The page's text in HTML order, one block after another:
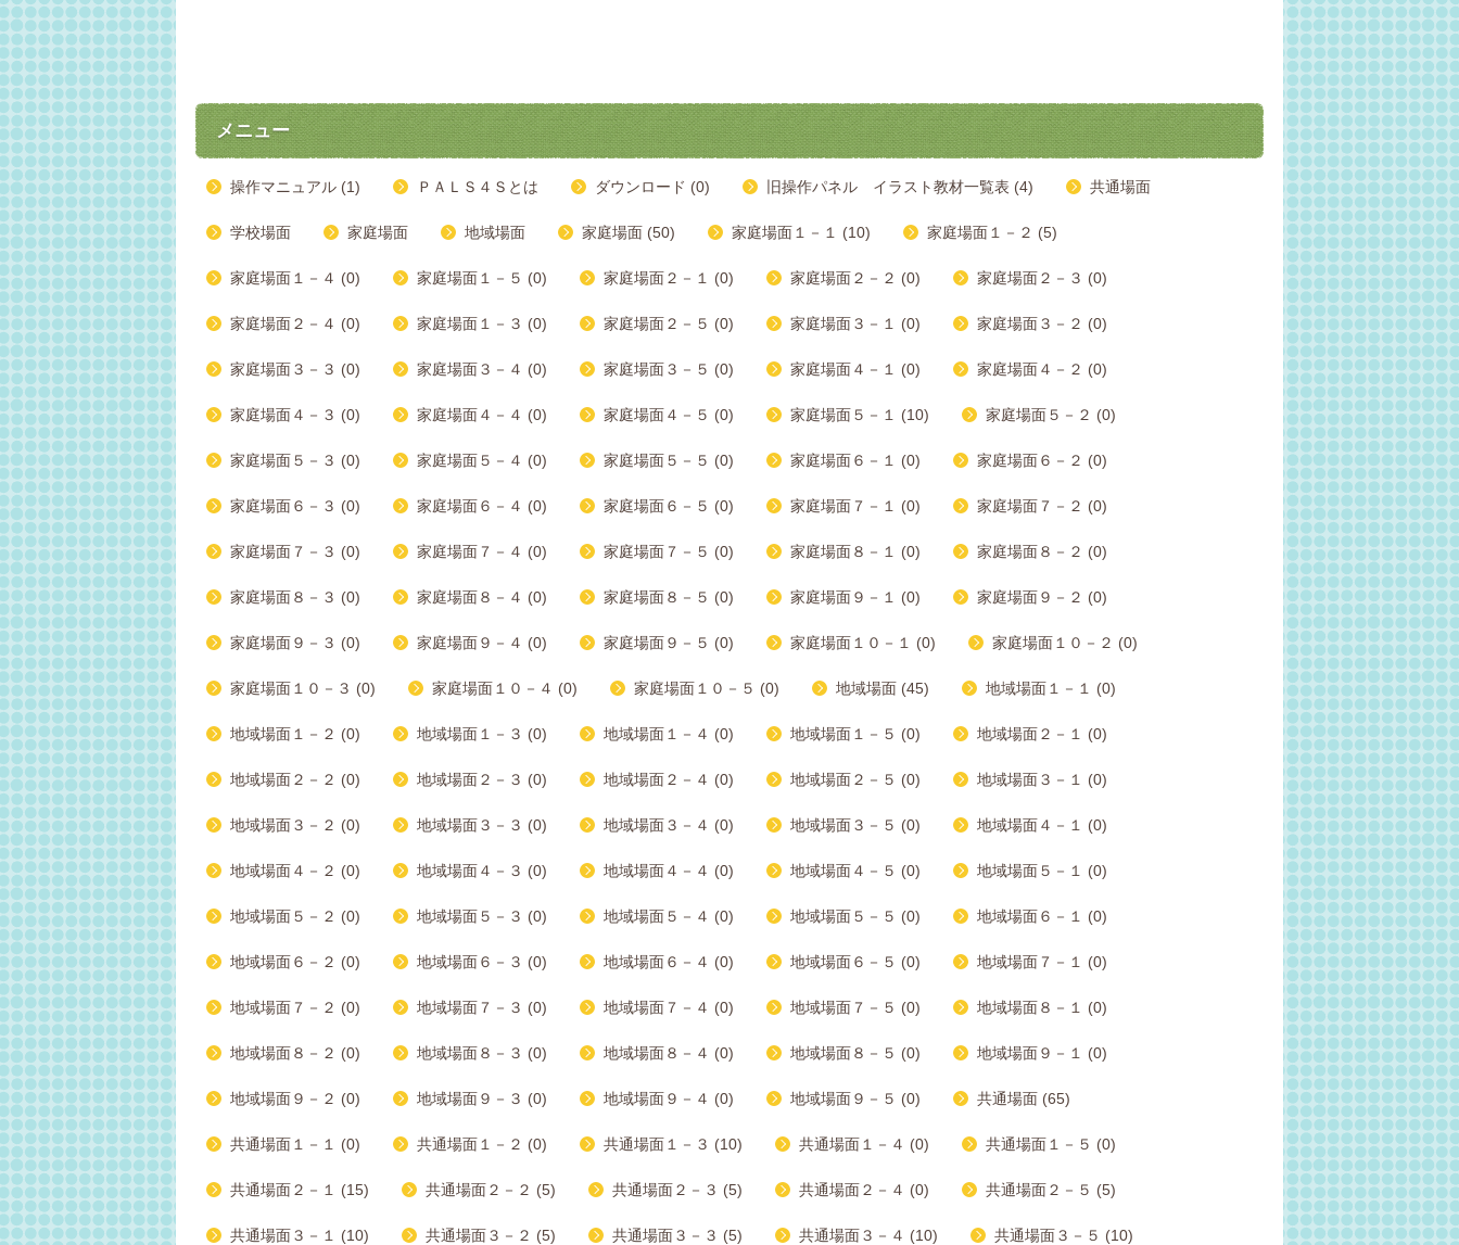
メニュー
操作マニュアル (1) ＰＡＬＳ４Ｓとは ダウンロード (0) 旧操作パネル イラスト教材一覧表 (4) 共通場面
学校場面 家庭場面 地域場面 家庭場面 (50) 家庭場面１－１ (10) 家庭場面１－２ (5)
家庭場面１－４ (0) 家庭場面１－５ (0) 家庭場面２－１ (0) 家庭場面２－２ (0) 家庭場面２－３ (0)
家庭場面２－４ (0) 家庭場面１－３ (0) 家庭場面２－５ (0) 家庭場面３－１ (0) 家庭場面３－２ (0)
家庭場面３－３ (0) 家庭場面３－４ (0) 家庭場面３－５ (0) 家庭場面４－１ (0) 家庭場面４－２ (0)
家庭場面４－３ (0) 家庭場面４－４ (0) 家庭場面４－５ (0) 家庭場面５－１ (10) 家庭場面５－２ (0)
家庭場面５－３ (0) 家庭場面５－４ (0) 家庭場面５－５ (0) 家庭場面６－１ (0) 家庭場面６－２ (0)
家庭場面６－３ (0) 家庭場面６－４ (0) 家庭場面６－５ (0) 家庭場面７－１ (0) 家庭場面７－２ (0)
家庭場面７－３ (0) 家庭場面７－４ (0) 家庭場面７－５ (0) 家庭場面８－１ (0) 家庭場面８－２ (0)
家庭場面８－３ (0) 家庭場面８－４ (0) 家庭場面８－５ (0) 家庭場面９－１ (0) 家庭場面９－２ (0)
家庭場面９－３ (0) 家庭場面９－４ (0) 家庭場面９－５ (0) 家庭場面１０－１ (0) 家庭場面１０－２ (0)
家庭場面１０－３ (0) 家庭場面１０－４ (0) 家庭場面１０－５ (0) 地域場面 (45) 地域場面１－１ (0)
地域場面１－２ (0) 地域場面１－３ (0) 地域場面１－４ (0) 地域場面１－５ (0) 地域場面２－１ (0)
地域場面２－２ (0) 地域場面２－３ (0) 地域場面２－４ (0) 地域場面２－５ (0) 地域場面３－１ (0)
地域場面３－２ (0) 地域場面３－３ (0) 地域場面３－４ (0) 地域場面３－５ (0) 地域場面４－１ (0)
地域場面４－２ (0) 地域場面４－３ (0) 地域場面４－４ (0) 地域場面４－５ (0) 地域場面５－１ (0)
地域場面５－２ (0) 地域場面５－３ (0) 地域場面５－４ (0) 地域場面５－５ (0) 地域場面６－１ (0)
地域場面６－２ (0) 地域場面６－３ (0) 地域場面６－４ (0) 地域場面６－５ (0) 地域場面７－１ (0)
地域場面７－２ (0) 地域場面７－３ (0) 地域場面７－４ (0) 地域場面７－５ (0) 地域場面８－１ (0)
地域場面８－２ (0) 地域場面８－３ (0) 地域場面８－４ (0) 地域場面８－５ (0) 地域場面９－１ (0)
地域場面９－２ (0) 地域場面９－３ (0) 地域場面９－４ (0) 地域場面９－５ (0) 共通場面 (65)
共通場面１－１ (0) 共通場面１－２ (0) 共通場面１－３ (10) 共通場面１－４ (0) 共通場面１－５ (0)
共通場面２－１ (15) 共通場面２－２ (5) 共通場面２－３ (5) 共通場面２－４ (0) 共通場面２－５ (5)
共通場面３－１ (10) 共通場面３－２ (5) 共通場面３－３ (5) 共通場面３－４ (10) 共通場面３－５ (10)